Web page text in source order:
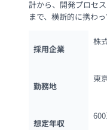
計から、開発プロセ
まで、横断的に携わっ
採用企業
株
勤務地
東
想定年収